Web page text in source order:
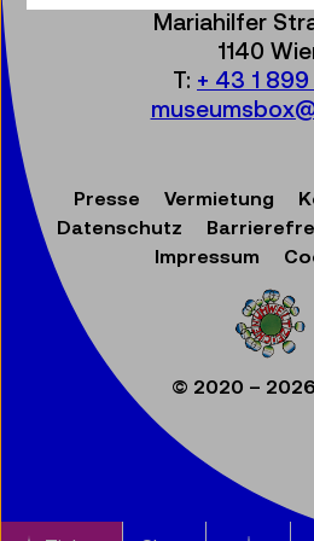
Mariahilfer
1140
T: + 43 1
Presse Vermietung
Datenschutz
Impressum
© 2020 –